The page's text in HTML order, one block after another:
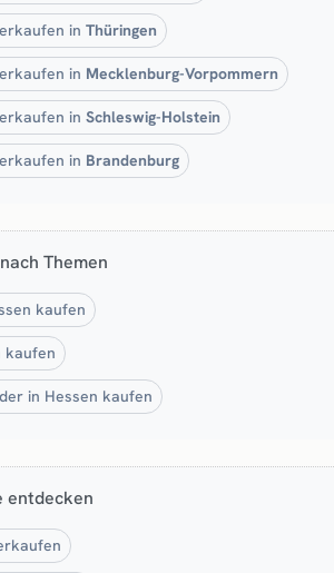
in Thüringen
in Mecklenburg-Vorpommern
in Schleswig-Holstein
in Brandenburg
Themen
kaufen
kaufen
in Hessen kaufen
entdecken